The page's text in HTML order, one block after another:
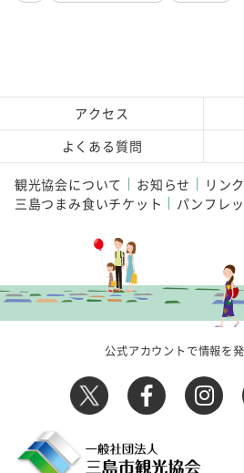
アクセス
よくある質問
観光協会について お知らせ
リン
三島つまみ食いチケット
パンフレ
公式アカウントで情報を